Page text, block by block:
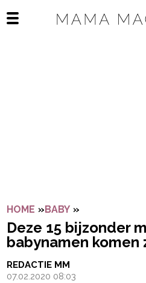
Open het mobiele menu
HOME »BABY »
Deze 15 bijzonder
babynamen komen
REDACTIE MM
07.02.2020 08:03